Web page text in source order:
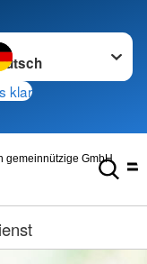
wechseln zu
klar
gemeinnützige GmbH